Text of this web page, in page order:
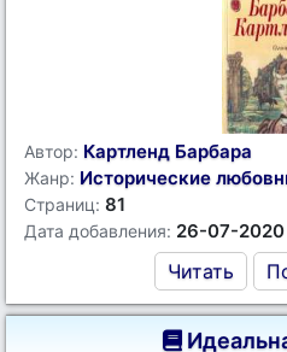
Автор: Картленд Барбара
Жанр: Исторические
Страниц: 81
Дата добавления: 26-07-2020
Читать